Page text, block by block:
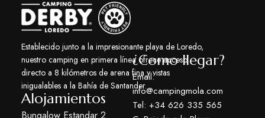
Establecido junto a la impresionante playa de Loredo,
nuestro camping en primera línea ofrece acceso
directo a 8 kilómetros de arena fina y vistas
inigualables a la Bahía de Santander.
Alojamientos
¿Como llegar?
Email:
info@campingmola.com
Tel: +34 626 335 565